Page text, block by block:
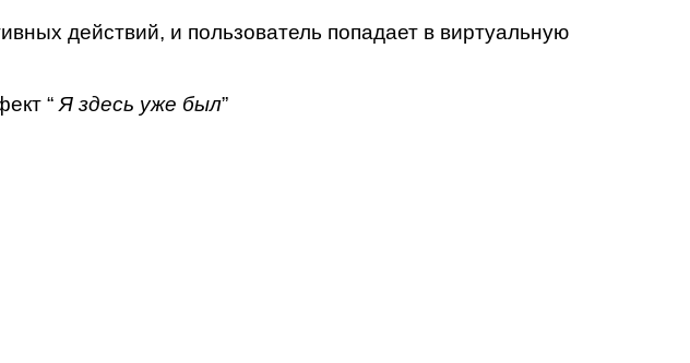
действий, и пользователь попадает в виртуальную
“ Я здесь уже был”